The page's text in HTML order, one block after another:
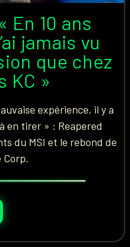
En 10 ans
jamais vu
que chez
KC »
expérience, il y a
en tirer » : Reapered
du MSI et le rebond de
Corp.